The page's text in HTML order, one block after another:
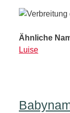
Ähnliche
Luise